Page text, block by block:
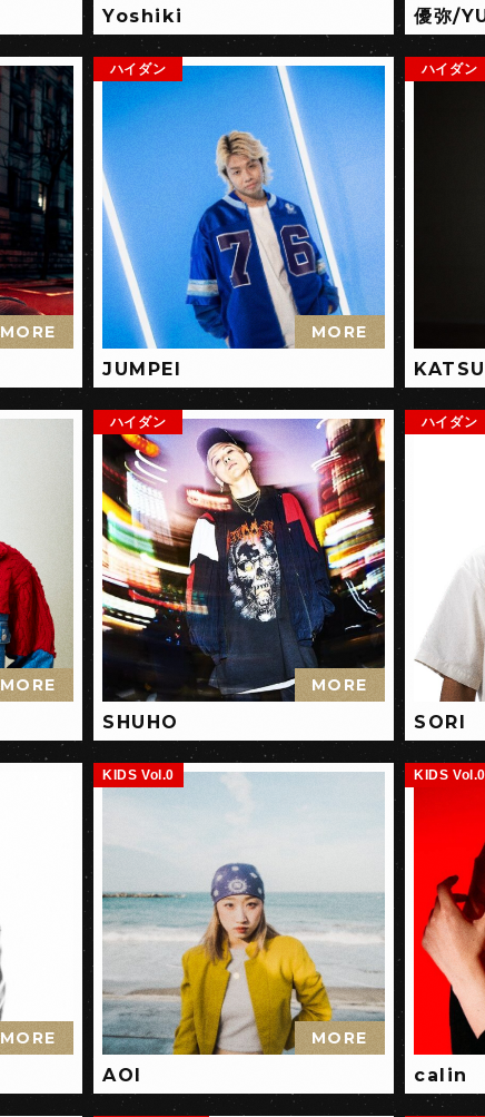
Yoshiki 優弥/
MORE MORE
ハイダン
JUMPEI
ハイダン
MORE MORE
ハイダン
SHUHO
ハイダン
SORI
MORE MORE
KIDS Vol.0
AOI
KIDS Vol.0
calin